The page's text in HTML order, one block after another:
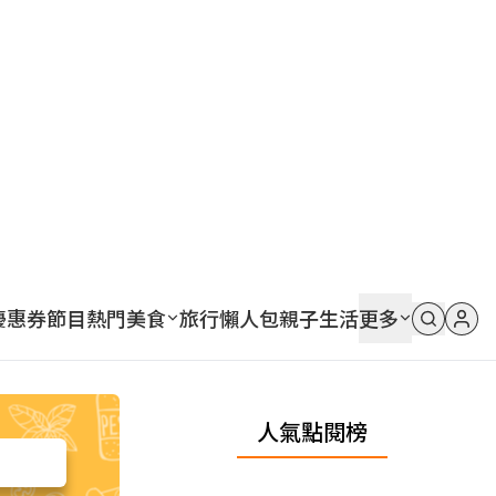
惠券節目熱門美食 旅行懶人包親子生活更多
人氣點閱榜